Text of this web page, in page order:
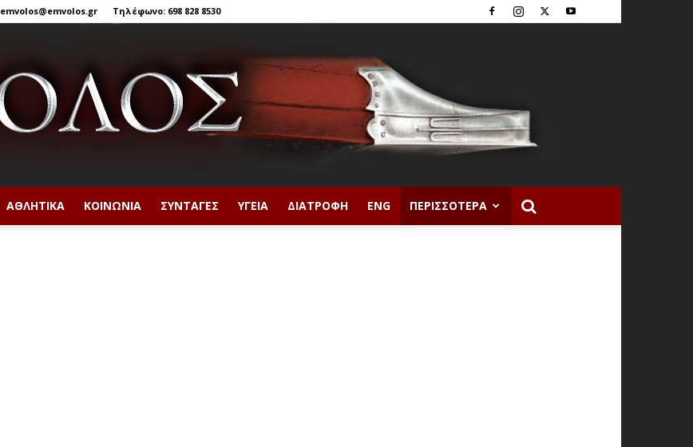
emvolos@emvolos.gr Τηλέφωνο: 698 828 8530
ΑΘΛΗΤΙΚΆ ΚΟΙΝΩΝΊΑ ΣΥΝΤΑΓΈΣ ΥΓΕΊΑ ΔΙΑΤΡΟΦΉ ENG ΠΕΡΙΣΣΌΤΕΡΑ